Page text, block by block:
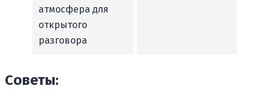
атмосфера для
открытого
разговора
Советы: